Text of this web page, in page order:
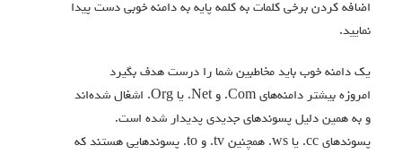
اضافه کردن برخی کلمات به کلمه پایه به دامنه خوبی دست پیدا
نمایید.
یک دامنه خوب باید مخاطبین شما را درست هدف بگیرد
امروزه بیشتر دامنه‌های Com. و Net. یا Org. اشغال شده‌اند
و به همین دلیل پسوند‌های جدیدی پدیدار شده است.
پسوند‌های cc. یا ws. همچنین tv. و to. پسوندهایی هستند که